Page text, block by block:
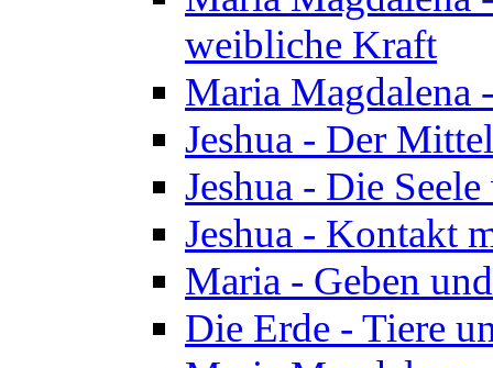
weibliche Kraft
Maria Magdalena
Jeshua - Der
Jeshua - Die
Jeshua - Kontakt
Maria - Geben
Die Erde - Tiere